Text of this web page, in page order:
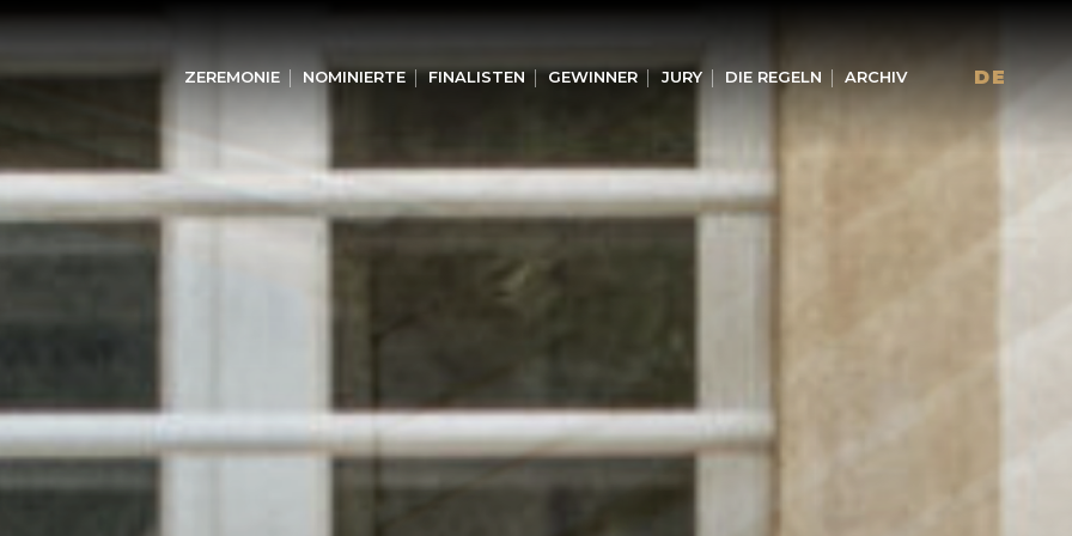
ZEREMONIE NOMINIERTE FINALISTEN GEWINNER JURY DIE REGELN ARCHIV DE